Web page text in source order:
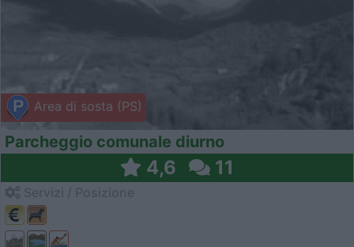
Area di sosta (PS)
Parcheggio comunale diurno
4,6 11